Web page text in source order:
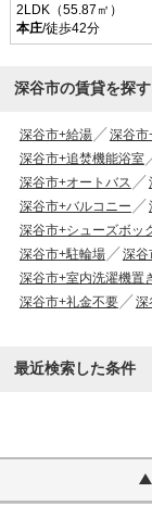
2LDK（55.87㎡）
本庄/徒歩42分
深谷市の賃貸を探す
深谷市+給湯 深谷市
深谷市+追焚機能浴室
深谷市+オートバス
深谷市+バルコニー
深谷市+シューズボッ
深谷市+駐輪場
深谷
深谷市+室内洗濯機置
深谷市+礼金不要
深
最近検索した条件